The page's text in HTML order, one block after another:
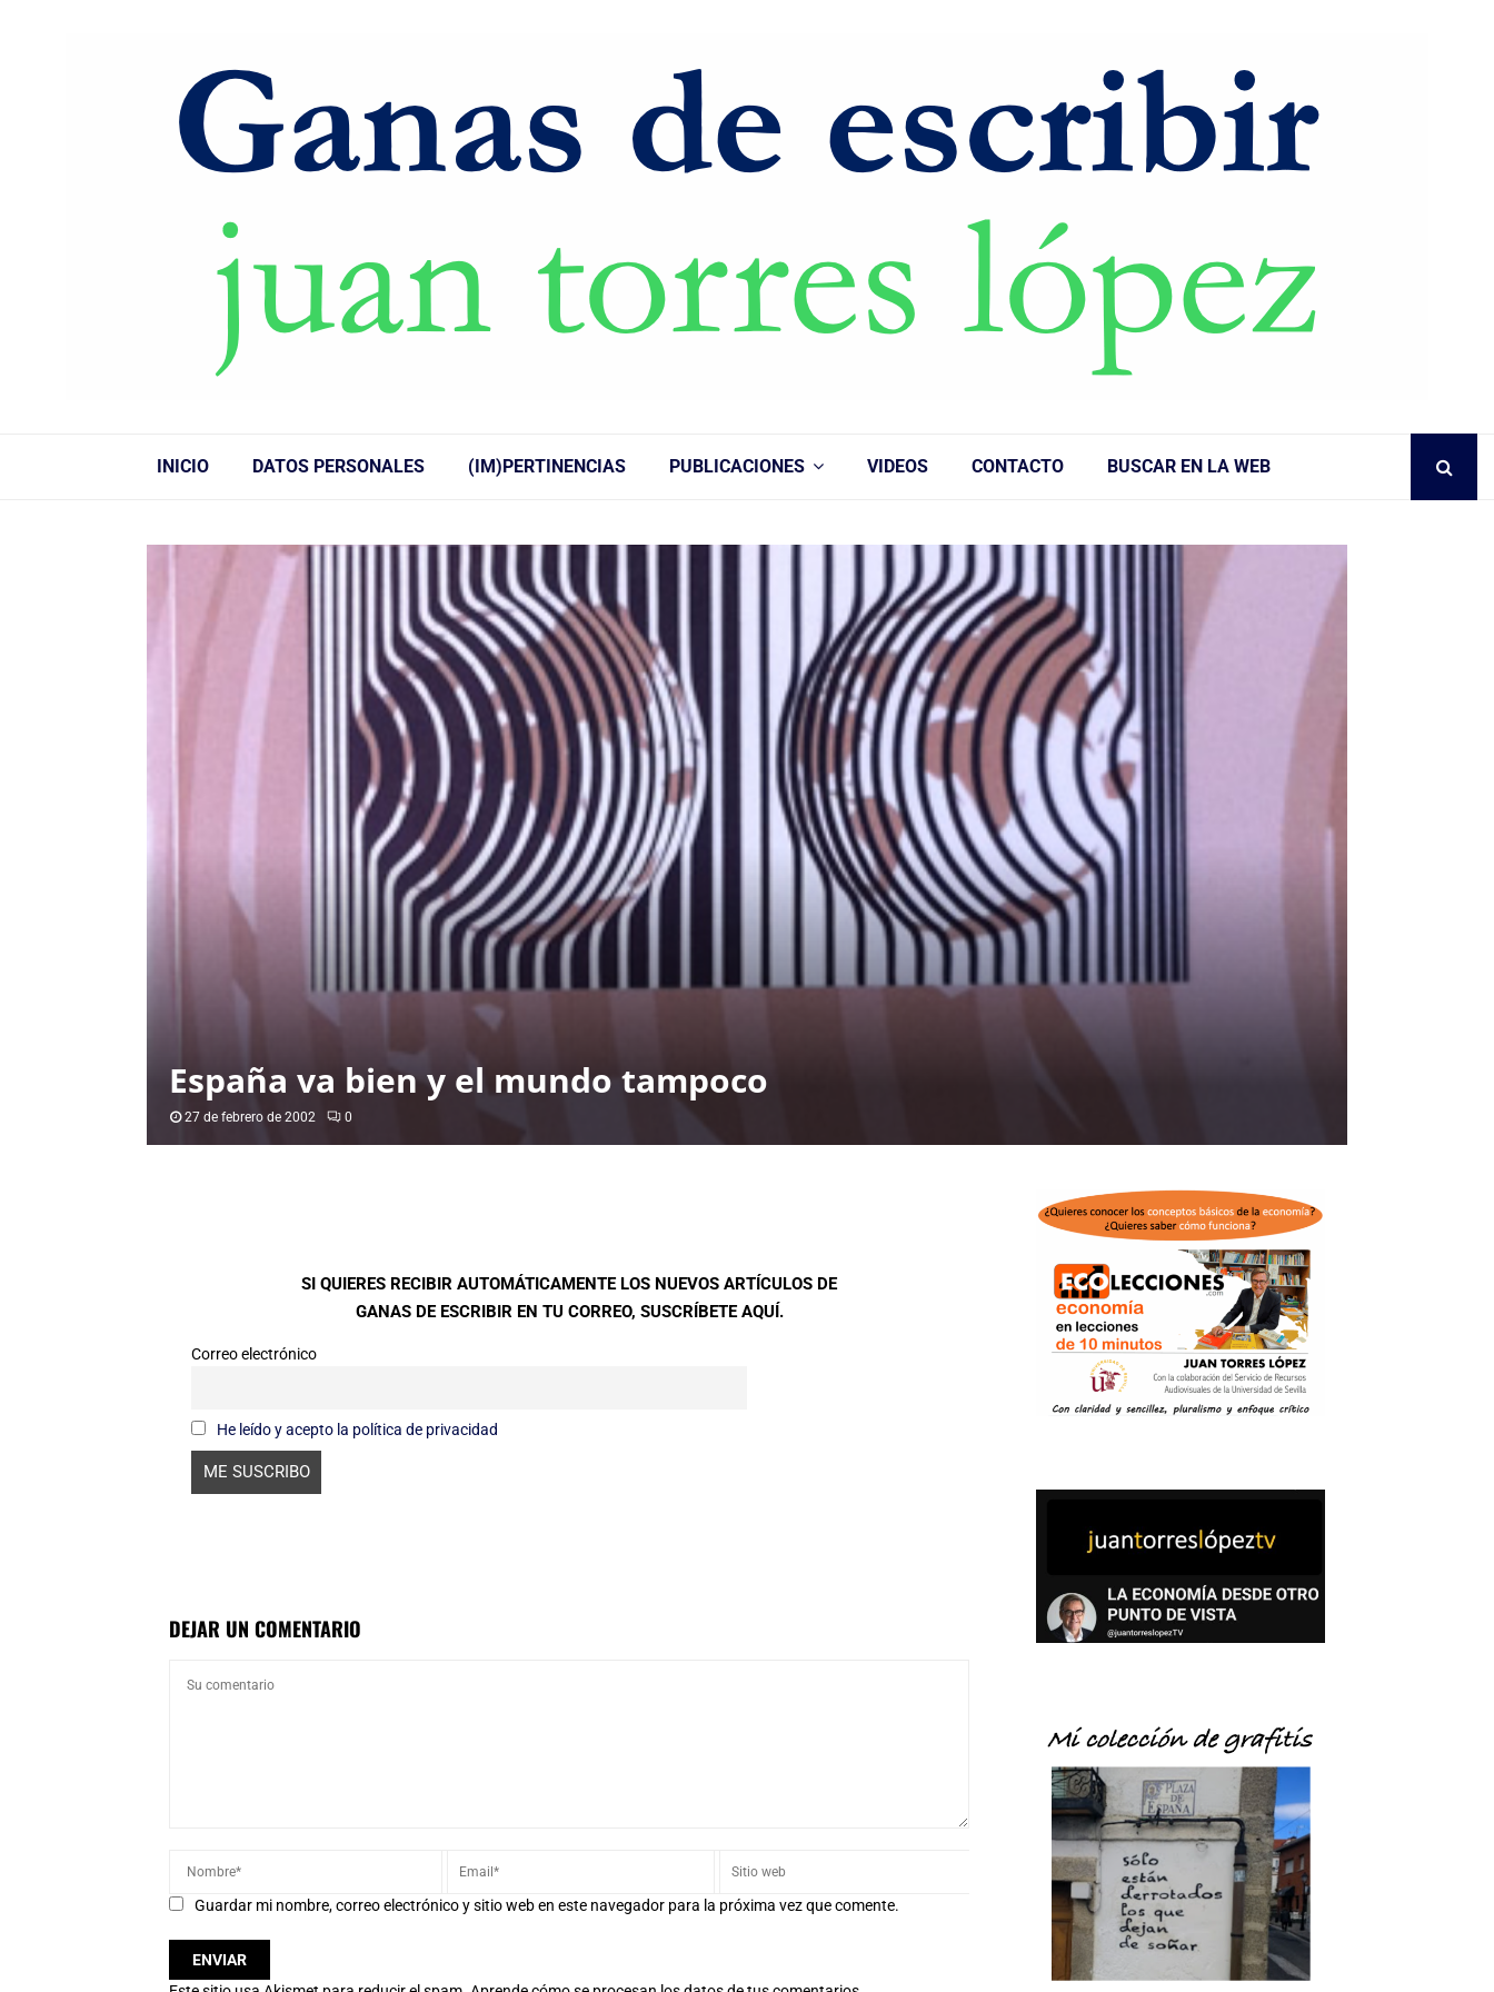
INICIO DATOS PERSONALES (IM)PERTINENCIAS PUBLICACIONES VIDEOS CONTACTO BUSCAR EN LA WEB
España va bien y el mundo tampoco
27 de febrero de 2002 0
SI QUIERES RECIBIR AUTOMÁTICAMENTE LOS NUEVOS ARTÍCULOS DE
GANAS DE ESCRIBIR EN TU CORREO, SUSCRÍBETE AQUÍ.
Correo electrónico
He leído y acepto la política de privacidad
DEJAR UN COMENTARIO
Guardar mi nombre, correo electrónico y sitio web en este navegador para la próxima vez que comente.